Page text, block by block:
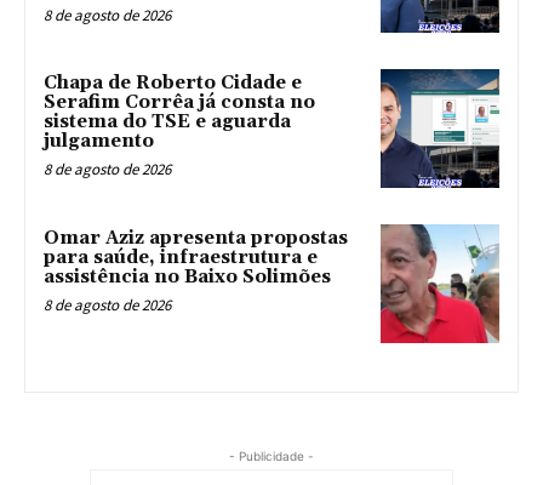
8 de agosto de 2026
Chapa de Roberto Cidade e
Serafim Corrêa já consta no
sistema do TSE e aguarda
julgamento
8 de agosto de 2026
Omar Aziz apresenta propostas
para saúde, infraestrutura e
assistência no Baixo Solimões
8 de agosto de 2026
- Publicidade -